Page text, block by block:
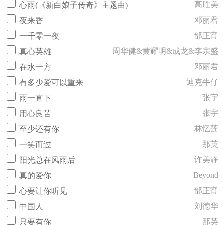
心雨(《新白娘子传奇》主题曲)
高胜美
夜来香
邓丽君
一千零一夜
邰正宵
真心英雄
周华健&黄耀明&成龙&李宗盛
在水一方
邓丽君
有多少爱可以重来
迪克牛仔
雨一直下
张宇
用心良苦
张宇
至少还有你
林忆莲
一笑而过
那英
阳光总在风雨后
许美静
真的爱你
Beyond
心要让你听见
邰正宵
中国人
刘德华
只要有你
那英